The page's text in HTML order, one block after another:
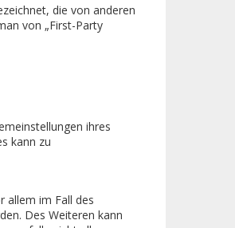
die von anderen
von „First-Party
ihres
kann zu
allem im Fall des
Des Weiteren kann